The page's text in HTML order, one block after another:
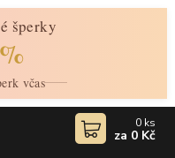
šperky
včas
0 ks
za 0 Kč